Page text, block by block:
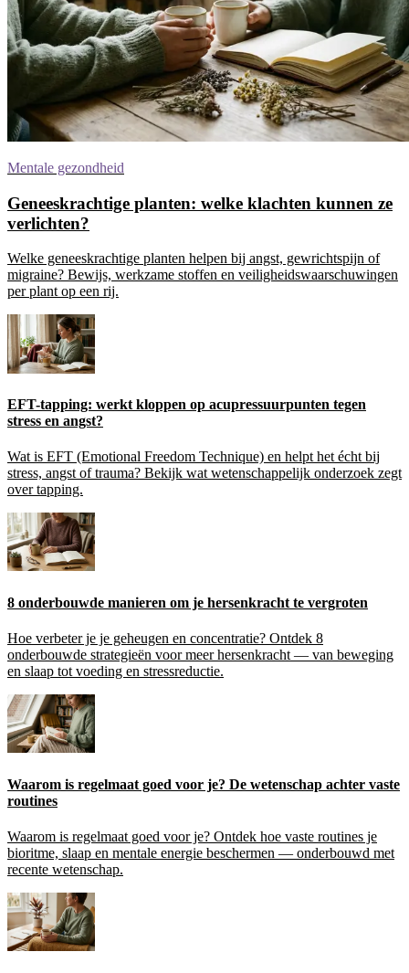
Mentale gezondheid
Geneeskrachtige planten: welke klachten kunnen ze
verlichten?
Welke geneeskrachtige planten helpen bij angst, gewrichtspijn of
migraine? Bewijs, werkzame stoffen en veiligheidswaarschuwingen
per plant op een rij.
EFT-tapping: werkt kloppen op acupressuurpunten tegen
stress en angst?
Wat is EFT (Emotional Freedom Technique) en helpt het écht bij
stress, angst of trauma? Bekijk wat wetenschappelijk onderzoek zegt
over tapping.
8 onderbouwde manieren om je hersenkracht te vergroten
Hoe verbeter je je geheugen en concentratie? Ontdek 8
onderbouwde strategieën voor meer hersenkracht — van beweging
en slaap tot voeding en stressreductie.
Waarom is regelmaat goed voor je? De wetenschap achter vaste
routines
Waarom is regelmaat goed voor je? Ontdek hoe vaste routines je
bioritme, slaap en mentale energie beschermen — onderbouwd met
recente wetenschap.